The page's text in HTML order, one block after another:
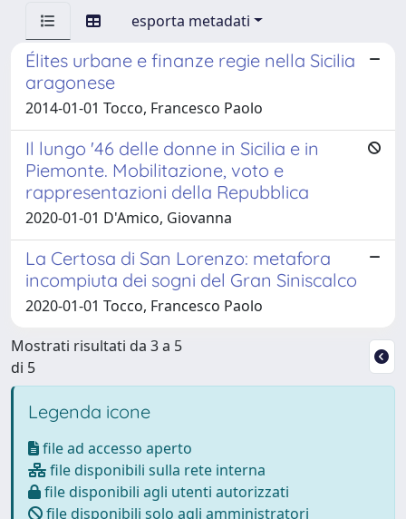
esporta metadati
Élites urbane e finanze regie nella Sicilia
aragonese
2014-01-01 Tocco, Francesco Paolo
Il lungo '46 delle donne in Sicilia e in
Piemonte. Mobilitazione, voto e
rappresentazioni della Repubblica
2020-01-01 D'Amico, Giovanna
La Certosa di San Lorenzo: metafora
incompiuta dei sogni del Gran Siniscalco
2020-01-01 Tocco, Francesco Paolo
Mostrati risultati da 3 a 5
di 5
Legenda icone
file ad accesso aperto
file disponibili sulla rete interna
file disponibili agli utenti autorizzati
file disponibili solo agli amministratori